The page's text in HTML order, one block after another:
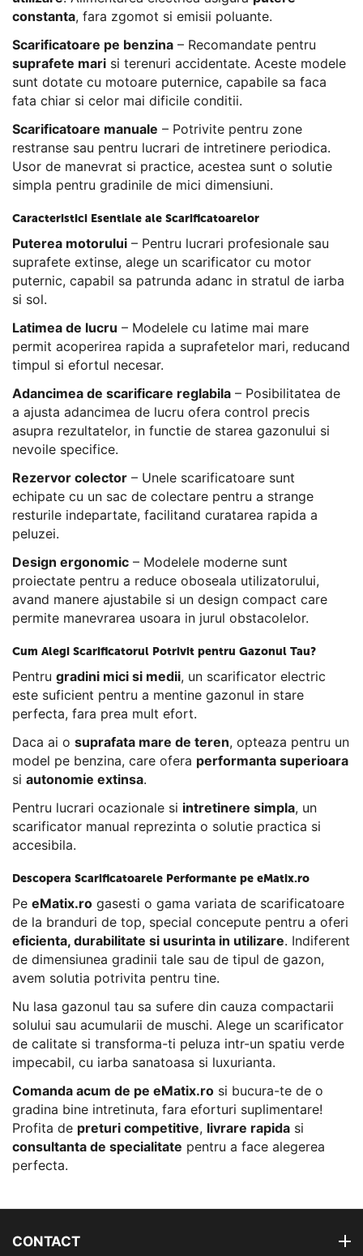
constanta, fara zgomot si emisii poluante.
Scarificatoare pe benzina – Recomandate pentru
suprafete mari si terenuri accidentate. Aceste modele
sunt dotate cu motoare puternice, capabile sa faca
fata chiar si celor mai dificile conditii.
Scarificatoare manuale – Potrivite pentru zone
restranse sau pentru lucrari de intretinere periodica.
Usor de manevrat si practice, acestea sunt o solutie
simpla pentru gradinile de mici dimensiuni.
Caracteristici Esentiale ale Scarificatoarelor
Puterea motorului – Pentru lucrari profesionale sau
suprafete extinse, alege un scarificator cu motor
puternic, capabil sa patrunda adanc in stratul de iarba
si sol.
Latimea de lucru – Modelele cu latime mai mare
permit acoperirea rapida a suprafetelor mari, reducand
timpul si efortul necesar.
Adancimea de scarificare reglabila – Posibilitatea de
a ajusta adancimea de lucru ofera control precis
asupra rezultatelor, in functie de starea gazonului si
nevoile specifice.
Rezervor colector – Unele scarificatoare sunt
echipate cu un sac de colectare pentru a strange
resturile indepartate, facilitand curatarea rapida a
peluzei.
Design ergonomic – Modelele moderne sunt
proiectate pentru a reduce oboseala utilizatorului,
avand manere ajustabile si un design compact care
permite manevrarea usoara in jurul obstacolelor.
Cum Alegi Scarificatorul Potrivit pentru Gazonul Tau?
Pentru gradini mici si medii, un scarificator electric
este suficient pentru a mentine gazonul in stare
perfecta, fara prea mult efort.
Daca ai o suprafata mare de teren, opteaza pentru un
model pe benzina, care ofera performanta superioara
si autonomie extinsa.
Pentru lucrari ocazionale si intretinere simpla, un
scarificator manual reprezinta o solutie practica si
accesibila.
Descopera Scarificatoarele Performante pe eMatix.ro
Pe eMatix.ro gasesti o gama variata de scarificatoare
de la branduri de top, special concepute pentru a oferi
eficienta, durabilitate si usurinta in utilizare. Indiferent
de dimensiunea gradinii tale sau de tipul de gazon,
avem solutia potrivita pentru tine.
Nu lasa gazonul tau sa sufere din cauza compactarii
solului sau acumularii de muschi. Alege un scarificator
de calitate si transforma-ti peluza intr-un spatiu verde
impecabil, cu iarba sanatoasa si luxurianta.
Comanda acum de pe eMatix.ro si bucura-te de o
gradina bine intretinuta, fara eforturi suplimentare!
Profita de preturi competitive, livrare rapida si
consultanta de specialitate pentru a face alegerea
perfecta.
CONTACT